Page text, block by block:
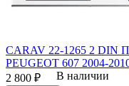
CARAV 22-1265 2 DIN
PEUGEOT 607 2004-
2 800 ₽
В наличии